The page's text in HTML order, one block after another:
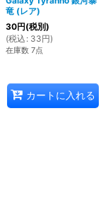
竜 (レア)
30円(税別)
(税込 : 33円)
在庫数 7点
カートに入れる